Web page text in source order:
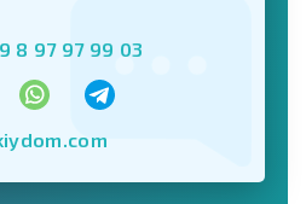
8 97 97 99 03